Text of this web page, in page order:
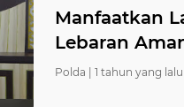
Manfaatkan
Lebaran
Polda | 1 tahun yang lalu